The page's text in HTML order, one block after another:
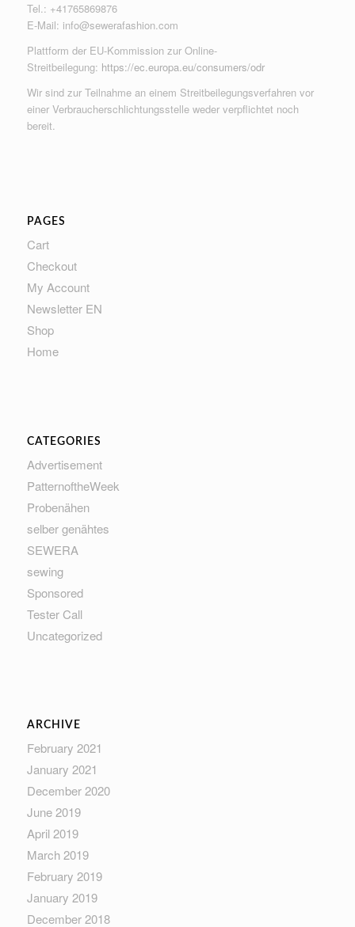
Tel.: +41765869876
E-Mail: info@sewerafashion.com
Plattform der EU-Kommission zur Online-
Streitbeilegung: https://ec.europa.eu/consumers/odr
Wir sind zur Teilnahme an einem Streitbeilegungsverfahren vor
einer Verbraucherschlichtungsstelle weder verpflichtet noch
bereit.
PAGES
Cart
Checkout
My Account
Newsletter EN
Shop
Home
CATEGORIES
Advertisement
PatternoftheWeek
Probenähen
selber genähtes
SEWERA
sewing
Sponsored
Tester Call
Uncategorized
ARCHIVE
February 2021
January 2021
December 2020
June 2019
April 2019
March 2019
February 2019
January 2019
December 2018